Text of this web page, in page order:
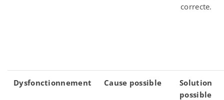
correcte.
Dysfonctionnement Cause possible
Solution
possible